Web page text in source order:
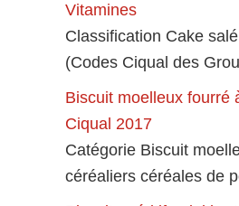
Vitamines
Classification Cake
(Codes Ciqual des
Biscuit moelleux fourré
Ciqual 2017
Catégorie Biscuit
céréaliers céréales de